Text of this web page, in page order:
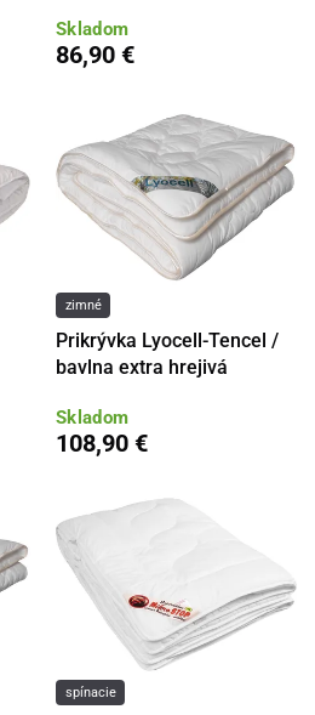
Skladom
86,90 €
zimné
Prikrývka Lyocell-Tencel /
bavlna extra hrejivá
Skladom
108,90 €
spínacie